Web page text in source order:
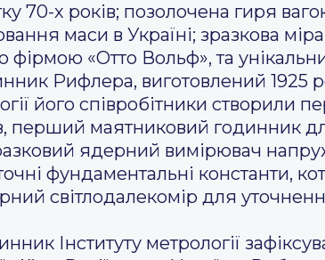
70-х років; позолочена гиря
маси в Україні; зразкова
фірмою «Отто Вольф», та
Рифлера, виготовлений 1925
його співробітники створили
перший маятниковий годинник
ядерний вимірювач
фундаментальні константи,
світлодалекомір для
Інституту метрології